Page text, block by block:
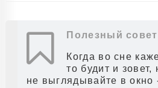
Полезный совет
Когда во сне
то будит и зовет,
не выглядывайте в окно